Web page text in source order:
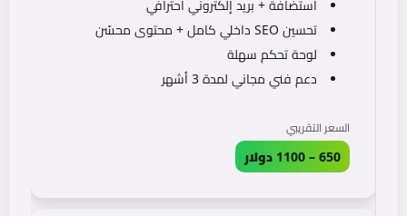
استضافة + بريد إلكتروني احترافي
تحسين SEO داخلي كامل + محتوى محسّن
لوحة تحكم سهلة
دعم فني مجاني لمدة 3 أشهر
650 – 1100 دولار